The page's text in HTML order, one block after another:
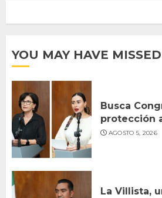
YOU MAY HAVE MISSED
Busca
protección
AGOSTO 5, 2026
La Villista,